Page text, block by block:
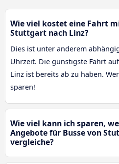
Wie viel kostet eine Fahrt
Stuttgart nach Linz?
Dies ist unter anderem
Uhrzeit. Die günstigste Fahrt
Linz ist bereits ab zu haben.
sparen!
Wie viel kann ich sparen,
Angebote für Busse von
vergleiche?